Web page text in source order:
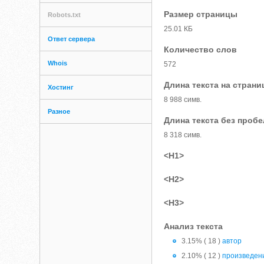
Robots.txt
Ответ сервера
Whois
Хостинг
Разное
Размер страницы
25.01 КБ
Количество слов
572
Длина текста на
8 988 симв.
Длина текста без
8 318 симв.
<H1>
<H2>
<H3>
Анализ текста
3.15% ( 18 )автор
2.10% ( 12 )